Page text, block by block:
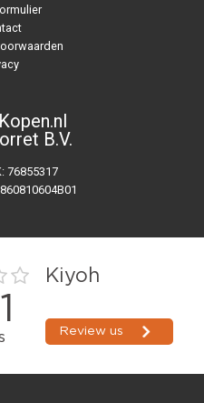
B.V.
76855317